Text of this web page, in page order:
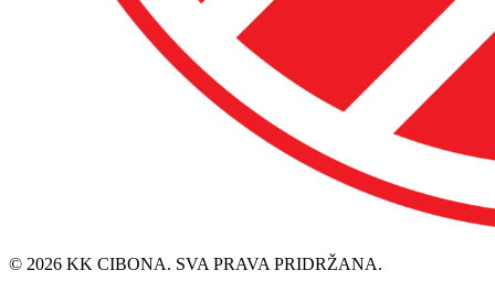
© 2026 KK CIBONA. SVA PRAVA PRIDRŽANA.